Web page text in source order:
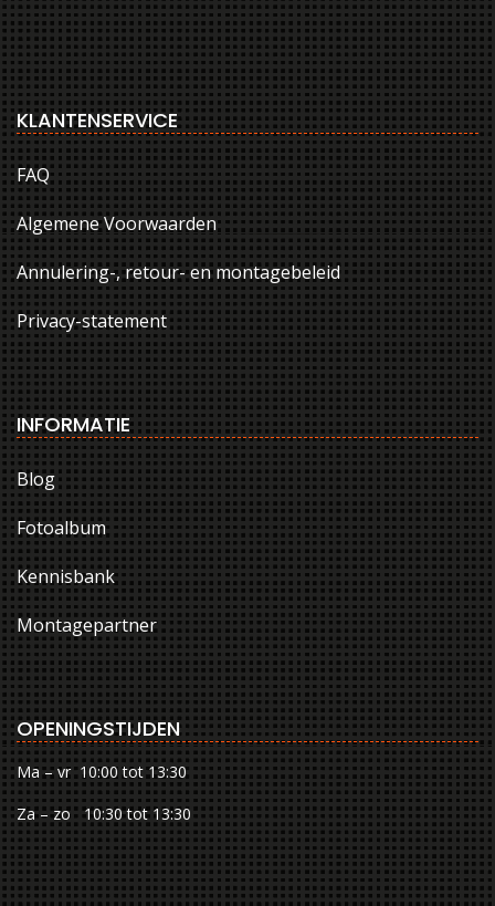
KLANTENSERVICE
FAQ
Algemene Voorwaarden
Annulering-, retour- en montagebeleid
Privacy-statement
INFORMATIE
Blog
Fotoalbum
Kennisbank
Montagepartner
OPENINGSTIJDEN
Ma – vr 10:00 tot 13:30
Za – zo 10:30 tot 13:30